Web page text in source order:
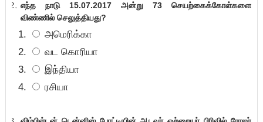
எந்த நாடு 15.07.2017 அன்று 73 செயற்கைக்கோள்களை
விண்ணில் செலுத்தியது?
அமெரிக்கா
வட கொரியா
இந்தியா
ரசியா